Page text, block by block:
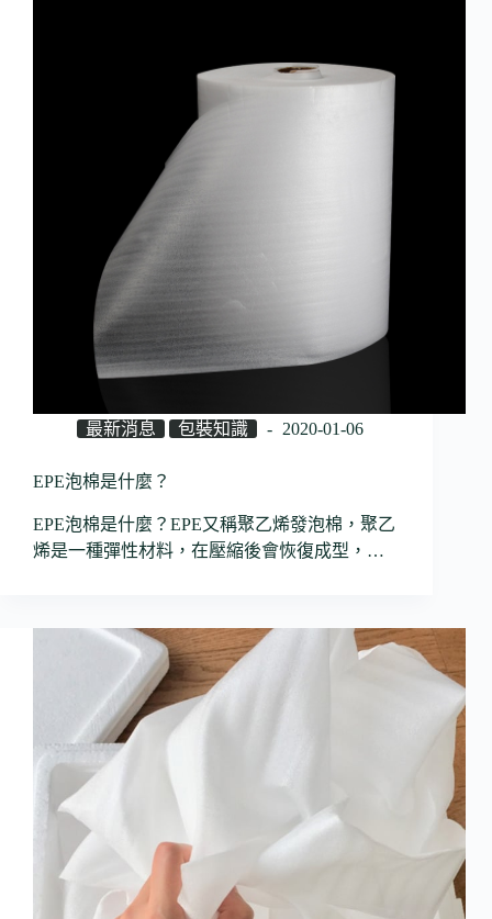
最新消息 包裝知識 2020-01-06
EPE泡棉是什麼？
EPE泡棉是什麼？EPE又稱聚乙烯發泡棉，聚乙
烯是一種彈性材料，在壓縮後會恢復成型，…